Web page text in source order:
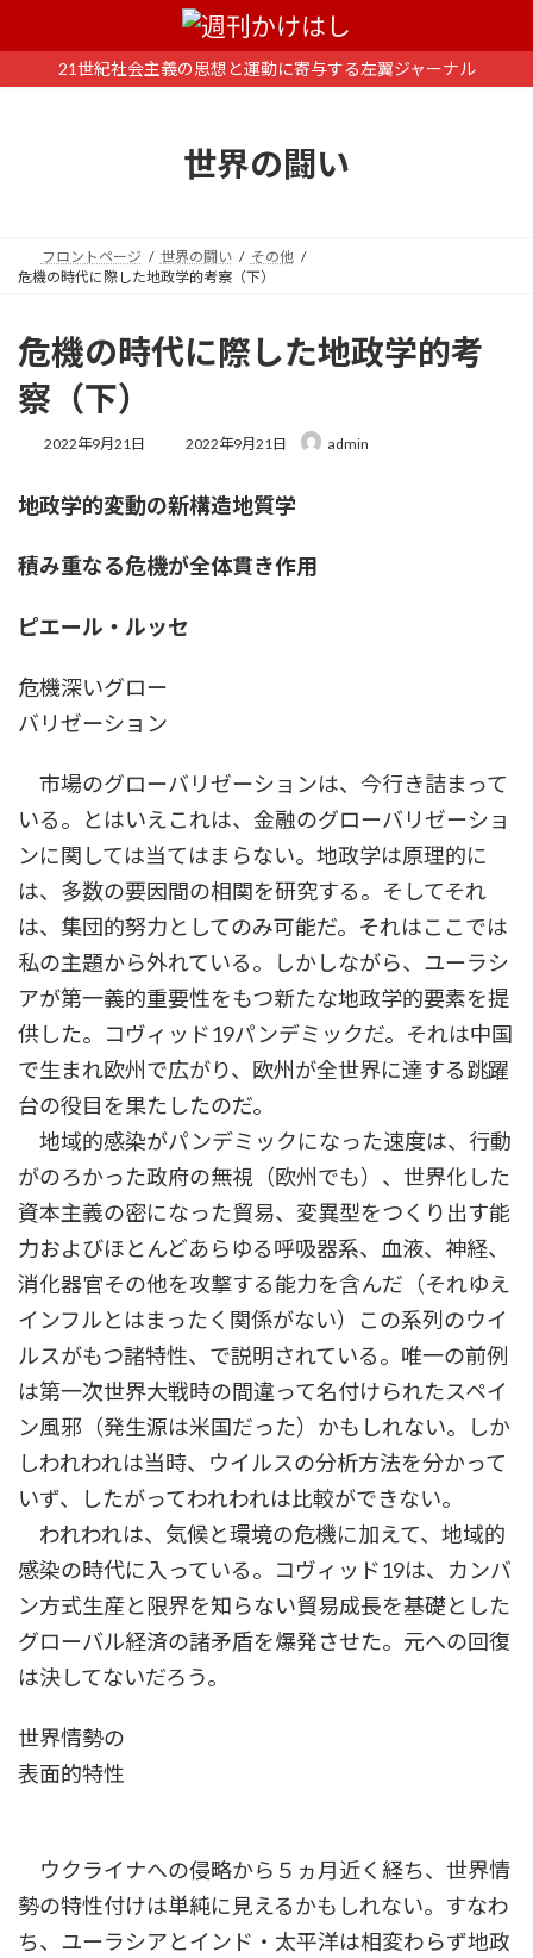
ン
ー
21世紀社会主義の思想と運動に寄与する左翼ジャーナル
世界の闘い
フロントページ 世界の闘い
その他
危機の時代に際した地政学的考察（下）
危機の時代に際した地政学的考
察（下）
2022年9月21日
最
新
:
2022年9月21日 admin
地政学的変動の新構造地質学
積み重なる危機が全体貫き作用
ピエール・ルッセ
危機深いグロー
バリゼーション
市場のグローバリゼーションは、今行き詰まって
いる。とはいえこれは、金融のグローバリゼーショ
ンに関しては当てはまらない。地政学は原理的に
は、多数の要因間の相関を研究する。そしてそれ
は、集団的努力としてのみ可能だ。それはここでは
私の主題から外れている。しかしながら、ユーラシ
アが第一義的重要性をもつ新たな地政学的要素を提
供した。コヴィッド19パンデミックだ。それは中国
で生まれ欧州で広がり、欧州が全世界に達する跳躍
台の役目を果たしたのだ。
地域的感染がパンデミックになった速度は、行動
がのろかった政府の無視（欧州でも）、世界化した
資本主義の密になった貿易、変異型をつくり出す能
力およびほとんどあらゆる呼吸器系、血液、神経、
消化器官その他を攻撃する能力を含んだ（それゆえ
インフルとはまったく関係がない）この系列のウイ
ルスがもつ諸特性、で説明されている。唯一の前例
は第一次世界大戦時の間違って名付けられたスペイ
ン風邪（発生源は米国だった）かもしれない。しか
しわれわれは当時、ウイルスの分析方法を分かって
いず、したがってわれわれは比較ができない。
われわれは、気候と環境の危機に加えて、地域的
感染の時代に入っている。コヴィッド19は、カンバ
ン方式生産と限界を知らない貿易成長を基礎とした
グローバル経済の諸矛盾を爆発させた。元への回復
は決してないだろう。
世界情勢の
表面的特性
ウクライナへの侵略から５ヵ月近く経ち、世界情
勢の特性付けは単純に見えるかもしれない。すなわ
ち、ユーラシアとインド・太平洋は相変わらず地政